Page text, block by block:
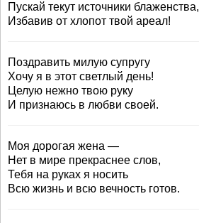
Пускай текут источники блаженства,
Избавив от хлопот твой ареал!
Поздравить милую супругу
Хочу я в этот светлый день!
Целую нежно твою руку
И признаюсь в любви своей.
Моя дорогая жена —
Нет в мире прекраснее слов,
Тебя на руках я носить
Всю жизнь и всю вечность готов.